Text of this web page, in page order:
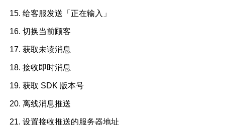
给客服发送「正在输入」
切换当前顾客
获取未读消息
接收即时消息
获取 SDK 版本号
离线消息推送
设置接收推送的服务器地址